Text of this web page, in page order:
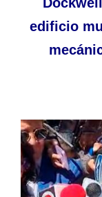
edificio